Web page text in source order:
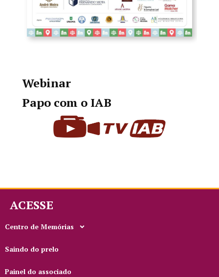
Webinar
Papo com o IAB
ACESSE
Centro de Memórias
Saindo do prelo
Painel do associado